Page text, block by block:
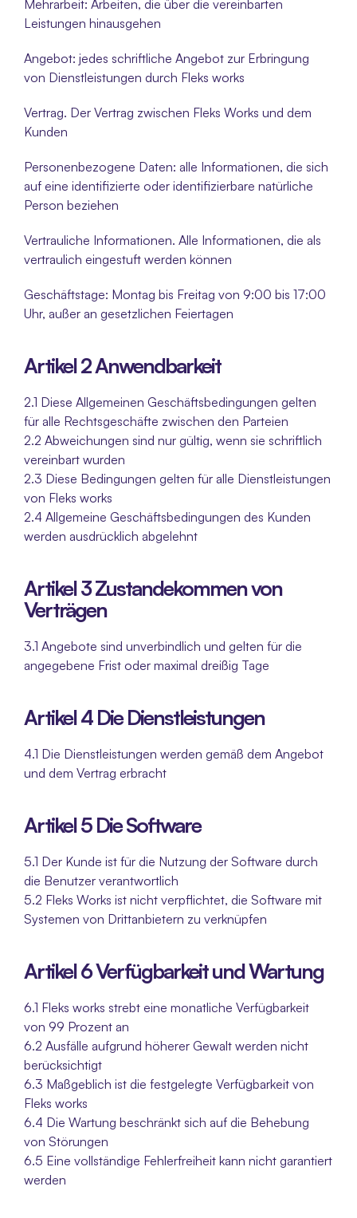
Mehrarbeit: Arbeiten, die über die vereinbarten
Leistungen hinausgehen
Angebot: jedes schriftliche Angebot zur Erbringung
von Dienstleistungen durch Fleks works
Vertrag. Der Vertrag zwischen Fleks Works und dem
Kunden
Personenbezogene Daten: alle Informationen, die sich
auf eine identifizierte oder identifizierbare natürliche
Person beziehen
Vertrauliche Informationen. Alle Informationen, die als
vertraulich eingestuft werden können
Geschäftstage: Montag bis Freitag von 9:00 bis 17:00
Uhr, außer an gesetzlichen Feiertagen
Artikel 2 Anwendbarkeit
2.1 Diese Allgemeinen Geschäftsbedingungen gelten
für alle Rechtsgeschäfte zwischen den Parteien
2.2 Abweichungen sind nur gültig, wenn sie schriftlich
vereinbart wurden
2.3 Diese Bedingungen gelten für alle Dienstleistungen
von Fleks works
2.4 Allgemeine Geschäftsbedingungen des Kunden
werden ausdrücklich abgelehnt
Artikel 3 Zustandekommen von
Verträgen
3.1 Angebote sind unverbindlich und gelten für die
angegebene Frist oder maximal dreißig Tage
Artikel 4 Die Dienstleistungen
4.1 Die Dienstleistungen werden gemäß dem Angebot
und dem Vertrag erbracht
Artikel 5 Die Software
5.1 Der Kunde ist für die Nutzung der Software durch
die Benutzer verantwortlich
5.2 Fleks Works ist nicht verpflichtet, die Software mit
Systemen von Drittanbietern zu verknüpfen
Artikel 6 Verfügbarkeit und Wartung
6.1 Fleks works strebt eine monatliche Verfügbarkeit
von 99 Prozent an
6.2 Ausfälle aufgrund höherer Gewalt werden nicht
berücksichtigt
6.3 Maßgeblich ist die festgelegte Verfügbarkeit von
Fleks works
6.4 Die Wartung beschränkt sich auf die Behebung
von Störungen
6.5 Eine vollständige Fehlerfreiheit kann nicht garantiert
werden